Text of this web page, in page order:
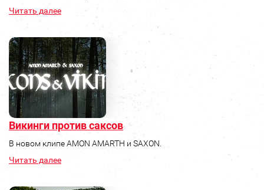
Читать далее
Викинги против саксов
В новом клипе AMON AMARTH и SAXON.
Читать далее